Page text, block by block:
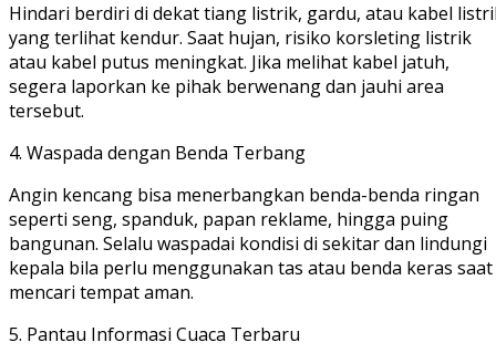
Hindari berdiri di dekat tiang listrik, gardu, atau kabel
yang terlihat kendur. Saat hujan, risiko korsleting listrik
atau kabel putus meningkat. Jika melihat kabel jatuh,
segera laporkan ke pihak berwenang dan jauhi area
tersebut.
4. Waspada dengan Benda Terbang
Angin kencang bisa menerbangkan benda-benda ringan
seperti seng, spanduk, papan reklame, hingga puing
bangunan. Selalu waspadai kondisi di sekitar dan lindungi
kepala bila perlu menggunakan tas atau benda keras saat
mencari tempat aman.
5. Pantau Informasi Cuaca Terbaru